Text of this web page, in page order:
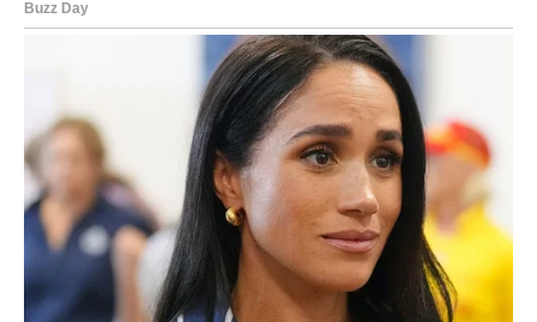
sa strancima ili rad na projektu koji vam vraća
U ljubavi, Strelac dobija novu energiju. Slobodni mogu
upoznati osobu koja ih inspiriše i podseća ko su bili pre
nego što su počeli da sumnjaju. Zauzeti Strelčevi mogu
obnoviti odnos kroz zajedničke planove i otvoren
razgovor.
Ovo je period u kojem Strelac
ponovo vidi budućnost